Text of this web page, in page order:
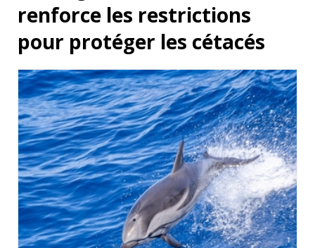
renforce les restrictions
pour protéger les cétacés